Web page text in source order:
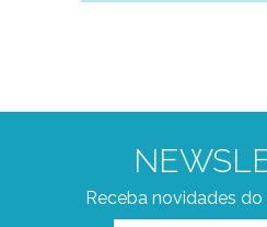
Receba novidades do